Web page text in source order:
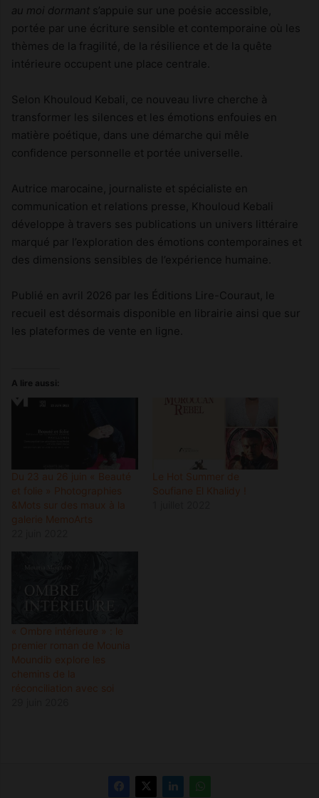
au moi dormant s’appuie sur une poésie accessible,
portée par une écriture sensible et contemporaine où les
thèmes de la fragilité, de la résilience et de la quête
intérieure occupent une place centrale.
Selon Khouloud Kebali, ce nouveau livre cherche à
transformer les silences et les émotions enfouies en
matière poétique, dans une démarche qui mêle
confidence personnelle et portée universelle.
Autrice marocaine, journaliste et spécialiste en
communication et relations presse, Khouloud Kebali
développe à travers ses publications un univers littéraire
marqué par l’exploration des émotions contemporaines et
des dimensions sensibles de l’expérience humaine.
Publié en avril 2026 par les Éditions Lire-Couraut, le
recueil est désormais disponible en librairie ainsi que sur
les plateformes de vente en ligne.
A lire aussi:
Du 23 au 26 juin « Beauté
et folie » Photographies
&Mots sur des maux à la
galerie MemoArts
Le Hot Summer de
Soufiane El Khalidy !
« Ombre intérieure » : le
premier roman de Mounia
Moundib explore les
chemins de la
réconciliation avec soi